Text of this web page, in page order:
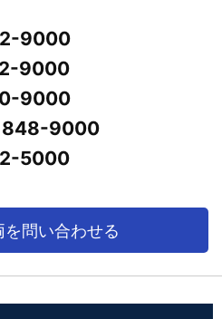
9000
9000
9000
848-9000
5000
を問い合わせる